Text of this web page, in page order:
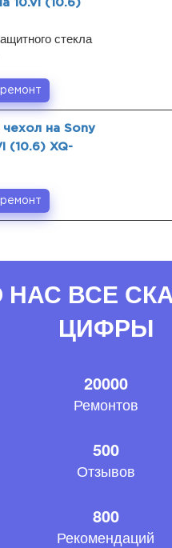
10.VI (10.6)
стекла
на Sony
(10.6) XQ-
НАС ВСЕ
ЦИФРЫ
20000
Ремонтов
500
Отзывов
800
Рекомендаций